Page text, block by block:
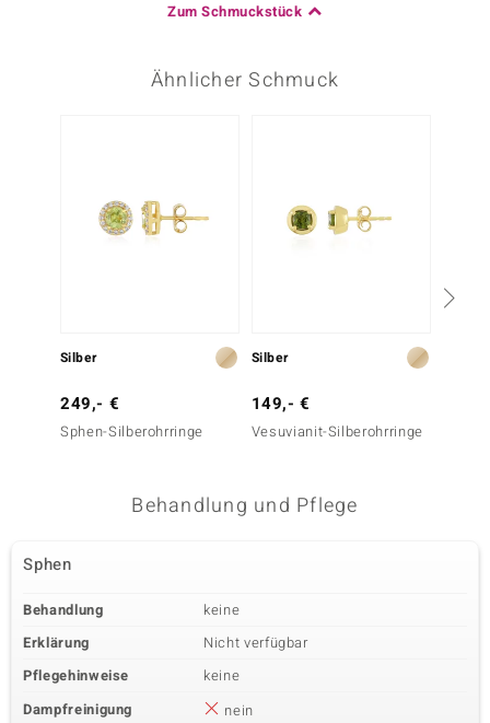
Zum Schmuckstück
Ähnlicher Schmuck
Silber
249,- €
Sphen-Silberohrringe
Silber
149,- €
Vesuvianit-Silberohrringe
Behandlung und Pflege
Sphen
Behandlung
keine
Erklärung
Nicht verfügbar
Pflegehinweise
keine
Dampfreinigung
nein